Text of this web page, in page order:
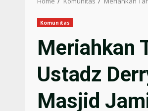
Komunitas
Meriahkan
Ustadz
Masjid